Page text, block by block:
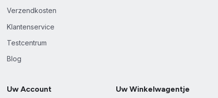
Verzendkosten
Klantenservice
Testcentrum
Blog
Uw Account Uw Winkelwagentje